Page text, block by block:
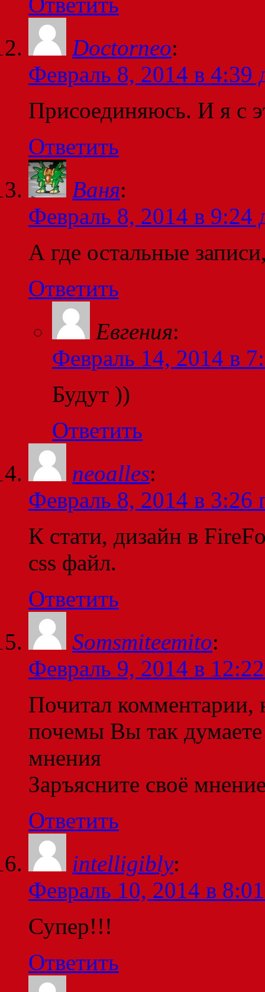
Doctorneo:
Февраль 8, 2014 в 4:39
Присоединяюсь. И я с
Ответить
Ваня:
Февраль 8, 2014 в 9:24
А где остальные
Ответить
Евгения:
Февраль 14, 2014 в
Будут ))
Ответить
neoalles:
Февраль 8, 2014 в 3:26
К стати, дизайн в
css файл.
Ответить
Somsmiteemito:
Февраль 9, 2014 в
Почитал комментарии,
почемы Вы так
мнения
Заръясните своё
Ответить
intelligibly:
Февраль 10, 2014 в
Супер!!!
Ответить